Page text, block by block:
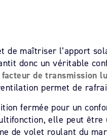
de maîtriser l’apport
donc un véritable
de transmission
permet de
fermée pour un
elle peut
de volet roulant du